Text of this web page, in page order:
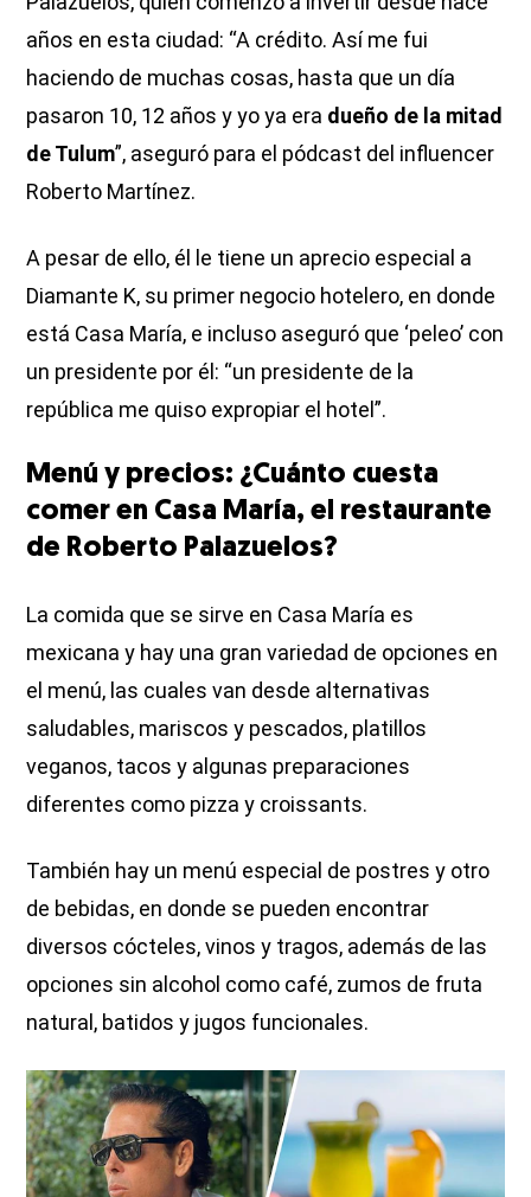
años en esta ciudad: “A crédito. Así me fui
haciendo de muchas cosas, hasta que un día
pasaron 10, 12 años y yo ya era dueño de la mitad
de Tulum”, aseguró para el pódcast del influencer
Roberto Martínez.
A pesar de ello, él le tiene un aprecio especial a
Diamante K, su primer negocio hotelero, en donde
está Casa María, e incluso aseguró que ‘peleo’ con
un presidente por él: “un presidente de la
república me quiso expropiar el hotel”.
Menú y precios: ¿Cuánto cuesta
comer en Casa María, el restaurante
de Roberto Palazuelos?
La comida que se sirve en Casa María es
mexicana y hay una gran variedad de opciones en
el menú, las cuales van desde alternativas
saludables, mariscos y pescados, platillos
veganos, tacos y algunas preparaciones
diferentes como pizza y croissants.
También hay un menú especial de postres y otro
de bebidas, en donde se pueden encontrar
diversos cócteles, vinos y tragos, además de las
opciones sin alcohol como café, zumos de fruta
natural, batidos y jugos funcionales.